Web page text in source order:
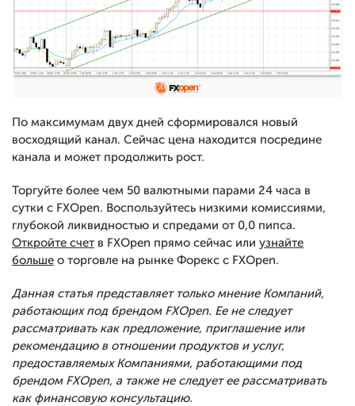
По максимумам двух дней сформировался новый
восходящий канал. Сейчас цена находится посредине
канала и может продолжить рост.
Торгуйте более чем 50 валютными парами 24 часа в
сутки с FXOpen. Воспользуйтесь низкими комиссиями,
глубокой ликвидностью и спредами от 0,0 пипса.
Откройте счет в FXOpen прямо сейчас или узнайте
больше о торговле на рынке Форекс с FXOpen.
Данная статья представляет только мнение Компаний,
работающих под брендом FXOpen. Ее не следует
рассматривать как предложение, приглашение или
рекомендацию в отношении продуктов и услуг,
предоставляемых Компаниями, работающими под
брендом FXOpen, а также не следует ее рассматривать
как финансовую консультацию.